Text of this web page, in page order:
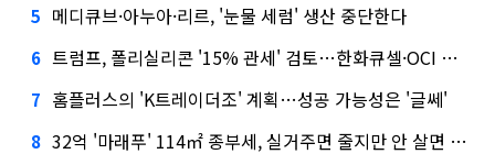
5 메디큐브·아누아·리르, '눈물 세럼' 생산 중단한다
6 트럼프, 폴리실리콘 '15% 관세' 검토…한화큐셀·OCI 영향은?
7 홈플러스의 'K트레이더조' 계획…성공 가능성은 '글쎄'
8 32억 '마래푸' 114㎡ 종부세, 실거주면 줄지만 안 살면 2.5배